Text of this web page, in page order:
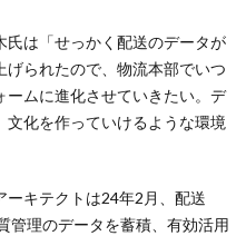
氏は「せっかく配送のデータが
げられたので、物流本部でいつ
ームに進化させていきたい。デ
化を作っていけるような環境
ーキテクトは24年2月、配送
管理のデータを蓄積、有効活用